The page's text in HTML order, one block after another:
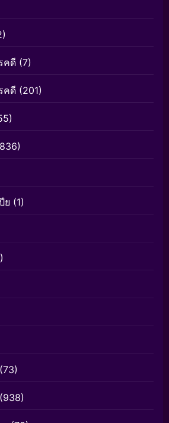
คดี (7)
คดี (201)
ย (1)
(73)
(938)